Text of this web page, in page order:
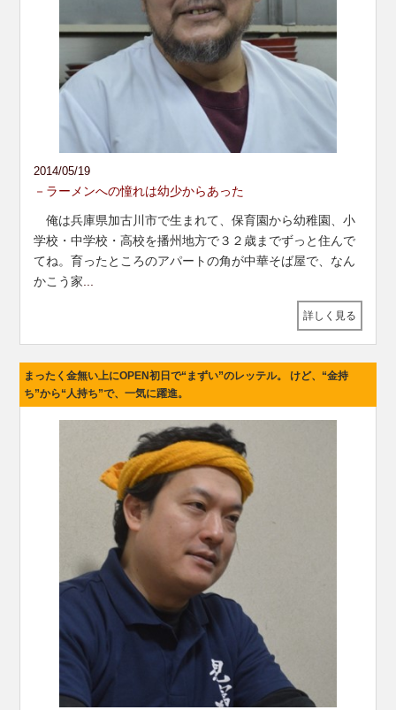
2014/05/19
－ラーメンへの憧れは幼少からあった
俺は兵庫県加古川市で生まれて、保育園から幼稚園、小
学校・中学校・高校を播州地方で３２歳までずっと住んで
てね。育ったところのアパートの角が中華そば屋で、なん
かこう家
詳しく見る
まったく金無い上にOPEN初日で“まずい”のレッテル。 けど、“金持
ち”から“人持ち”で、一気に躍進。